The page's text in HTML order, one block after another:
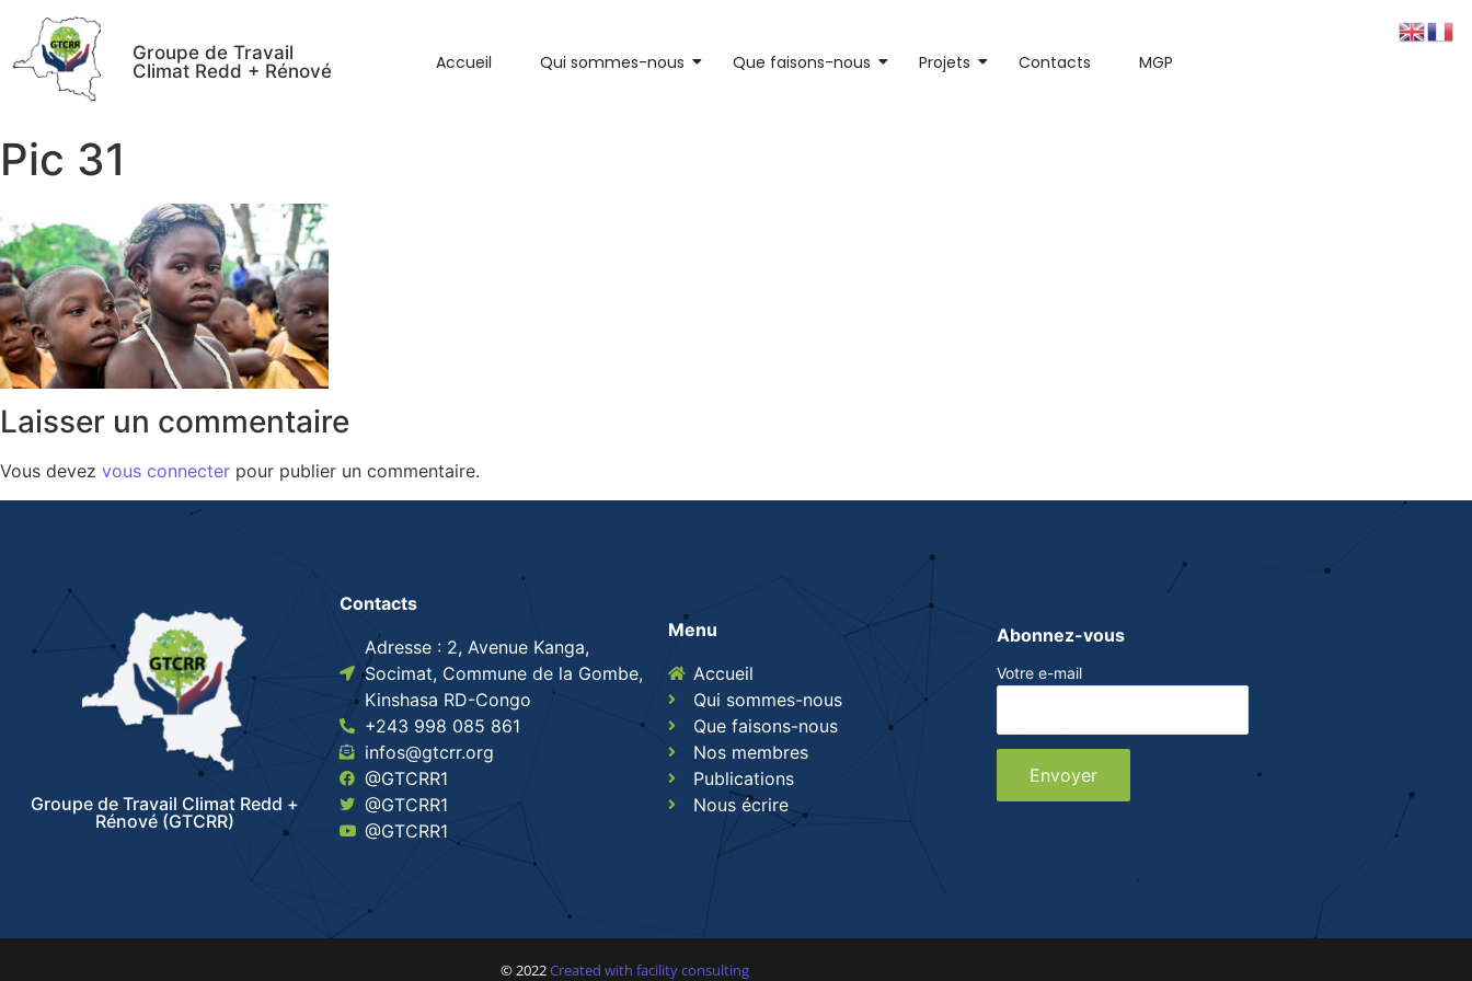
Groupe de Travail
Climat Redd + Rénové
Accueil Qui sommes-nous Que faisons-nous Projets Contacts MGP
Pic 31
Laisser un commentaire
Vous devez vous connecter pour publier un commentaire.
Groupe de Travail Climat Redd +
Rénové (GTCRR)
Contacts
Adresse : 2, Avenue Kanga,
Socimat, Commune de la Gombe,
Kinshasa RD-Congo
+243 998 085 861
infos@gtcrr.org
@GTCRR1
@GTCRR1
@GTCRR1
Menu
Accueil
Qui sommes-nous
Que faisons-nous
Nos membres
Publications
Nous écrire
Abonnez-vous
Votre e-mail
© 2022Created with facility consulting